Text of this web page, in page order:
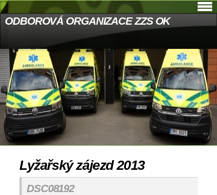
ODBOROVÁ ORGANIZACE ZZS OK
Lyžařský zájezd 2013
DSC08192